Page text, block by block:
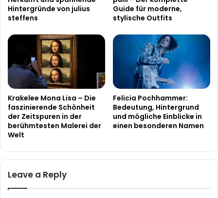
Hintergründe von julius
steffens
Guide für moderne,
stylische Outfits
Krakelee Mona Lisa – Die
faszinierende Schönheit
der Zeitspuren in der
berühmtesten Malerei der
Welt
Felicia Pochhammer:
Bedeutung, Hintergrund
und mögliche Einblicke in
einen besonderen Namen
Leave a Reply